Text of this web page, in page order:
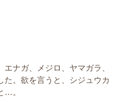
ナガ、メジロ、ヤマガラ、
た。欲を言うと、シジュウカ
…。